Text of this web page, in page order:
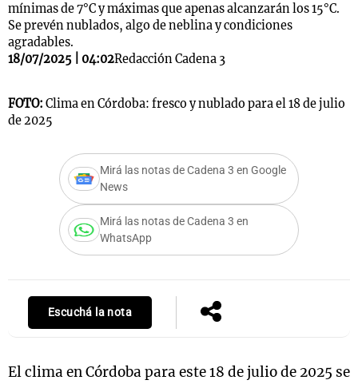
mínimas de 7°C y máximas que apenas alcanzarán los 15°C.
Se prevén nublados, algo de neblina y condiciones
agradables.
18/07/2025 | 04:02Redacción Cadena 3
FOTO: Clima en Córdoba: fresco y nublado para el 18 de julio
de 2025
Mirá las notas de Cadena 3 en Google
News
Mirá las notas de Cadena 3 en
WhatsApp
Escuchá la nota
El clima en Córdoba para este 18 de julio de 2025 se
Notas